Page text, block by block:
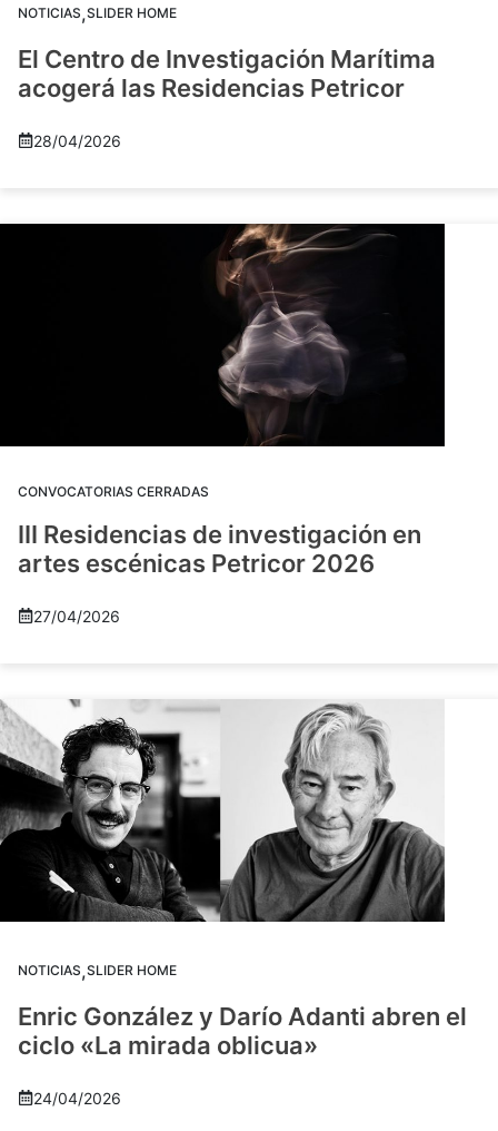
NOTICIAS,SLIDER HOME
El Centro de Investigación Marítima
acogerá las Residencias Petricor
28/04/2026
CONVOCATORIAS CERRADAS
III Residencias de investigación en
artes escénicas Petricor 2026
27/04/2026
NOTICIAS,SLIDER HOME
Enric González y Darío Adanti abren el
ciclo «La mirada oblicua»
24/04/2026